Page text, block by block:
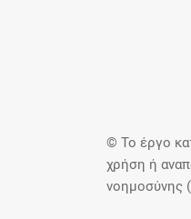
© Το έργο
χρήση ή
νοημοσύνης